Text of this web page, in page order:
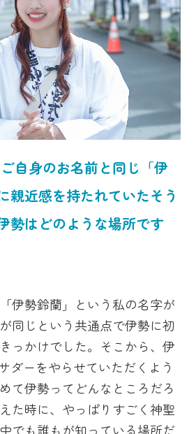
自身のお名前と同じ「伊
親近感を持たれていたそう
勢はどのような場所です
伊勢鈴蘭」という私の名字が
同じという共通点で伊勢に初
っかけでした。そこから、伊
ダーをやらせていただくよう
て伊勢ってどんなところだろ
た時に、やっぱりすごく神聖
でも誰もが知っている場所だ